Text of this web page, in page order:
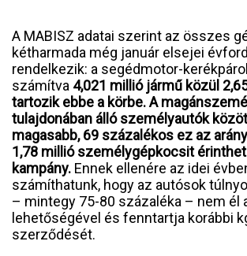
A MABISZ adatai szerint az összes
kétharmada még január elsejei
rendelkezik: a segédmotor-
számítva 4,021 millió jármű közül
tartozik ebbe a körbe. A
tulajdonában álló személyautók
magasabb, 69 százalékos ez az
1,78 millió személygépkocsit
kampány. Ennek ellenére az idei
számíthatunk, hogy az autósok
– mintegy 75-80 százaléka – nem él
lehetőségével és fenntartja korábbi
szerződését.